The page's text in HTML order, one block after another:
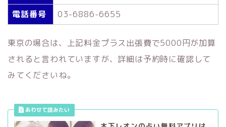
電話番号
03-6886-6655
東京の場合は、上記料金プラス出張費で5000円が加算
されると言われていますが、詳細は予約時に確認して
みてくださいね。